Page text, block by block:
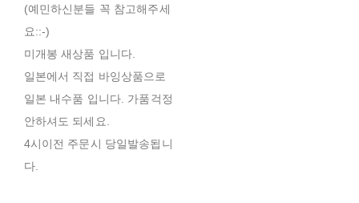
(예민하신분들 꼭 참고해주세
요::-)
미개봉 새상품 입니다.
일본에서 직접 바잉상품으로
일본 내수품 입니다. 가품걱정
안하셔도 되세요.
4시이전 주문시 당일발송됩니
다.